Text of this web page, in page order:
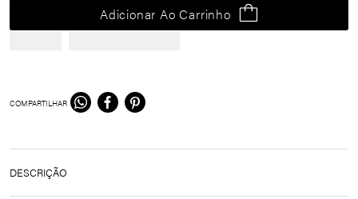
Adicionar Ao Carrinho
COMPARTILHAR
DESCRIÇÃO